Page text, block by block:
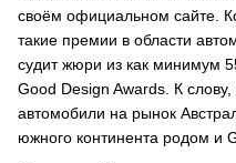
своём официальном сайте.
такие премии в области
судит жюри из как минимум
Good Design Awards. К
автомобили на рынок
южного континента родом и